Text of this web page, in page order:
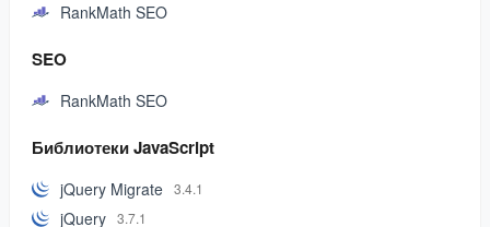
RankMath SEO
SEO
RankMath SEO
Библиотеки JavaScript
jQuery Migrate 3.4.1
jQuery 3.7.1